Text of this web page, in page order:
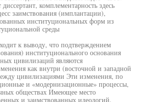
комплементарность здесь
заимствования (имплантации),
институциональных форм из
среды
к выводу, что подтверждением
институционального основания
цивилизаций являются
как внутри (восточной и западной
цивилизациями Эти изменения, по
и «модернизационные» процессы,
обществах Имеющее место
и заимствованных идеологий,